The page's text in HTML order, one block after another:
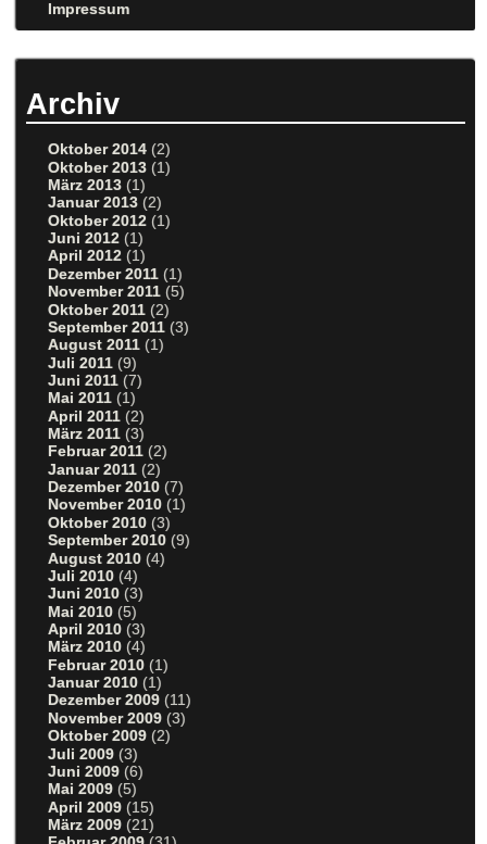
Impressum
Archiv
Oktober 2014 (2)
Oktober 2013 (1)
März 2013 (1)
Januar 2013 (2)
Oktober 2012 (1)
Juni 2012 (1)
April 2012 (1)
Dezember 2011 (1)
November 2011 (5)
Oktober 2011 (2)
September 2011 (3)
August 2011 (1)
Juli 2011 (9)
Juni 2011 (7)
Mai 2011 (1)
April 2011 (2)
März 2011 (3)
Februar 2011 (2)
Januar 2011 (2)
Dezember 2010 (7)
November 2010 (1)
Oktober 2010 (3)
September 2010 (9)
August 2010 (4)
Juli 2010 (4)
Juni 2010 (3)
Mai 2010 (5)
April 2010 (3)
März 2010 (4)
Februar 2010 (1)
Januar 2010 (1)
Dezember 2009 (11)
November 2009 (3)
Oktober 2009 (2)
Juli 2009 (3)
Juni 2009 (6)
Mai 2009 (5)
April 2009 (15)
März 2009 (21)